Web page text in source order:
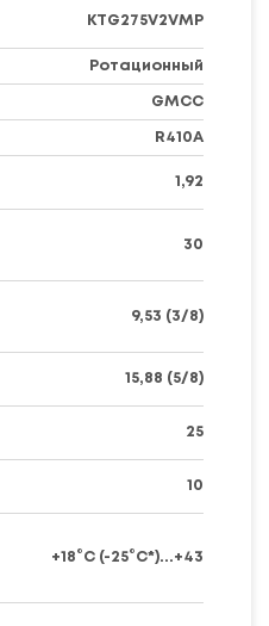
KTG275V2VMP
Ротационный
GMCC
R410A
1,92
30
9,53 (3/8)
15,88 (5/8)
25
10
+18°C (-25°C*)...+43